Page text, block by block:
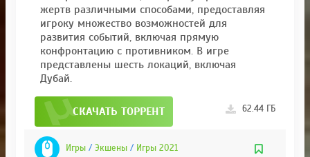
жертв различными способами, предоставляя
игроку множество возможностей для
развития событий, включая прямую
конфронтацию с противником. В игре
представлены шесть локаций, включая
Дубай.
СКАЧАТЬ ТОРРЕНТ 62.44 ГБ
Игры / Экшены / Игры 2021